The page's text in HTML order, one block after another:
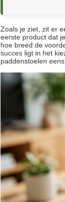
Zoals je ziet, zit er
eerste product dat
hoe breed de
succes ligt in het
paddenstoelen